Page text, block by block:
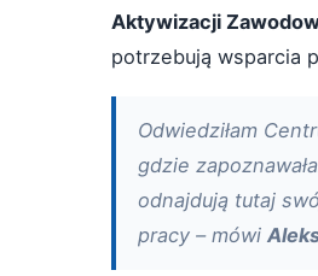
Aktywizacji
potrzebują wsparcia
Odwiedziłam
gdzie
odnajdują tutaj
pracy – mówi